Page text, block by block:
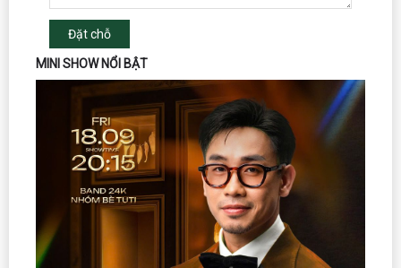
Đặt chỗ
MINI SHOW NỔI BẬT